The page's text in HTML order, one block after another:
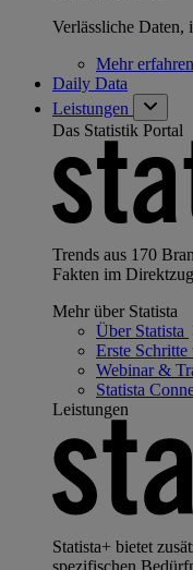
Verlässliche
Mehrerfahren
Daily Data
Leistungen
Das Statistik Portal
Trends aus 170
Fakten im
Mehr über Statista
Über Statista
Erste Schritte
Webinar &
Statista
Leistungen
Statista+ bietet
spezifischen